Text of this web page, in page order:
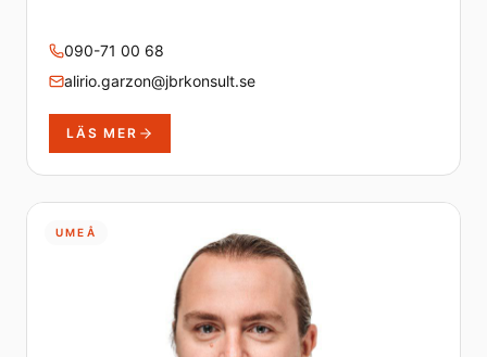
090-71 00 68
alirio.garzon@jbrkonsult.se
LÄS MER
UMEÅ